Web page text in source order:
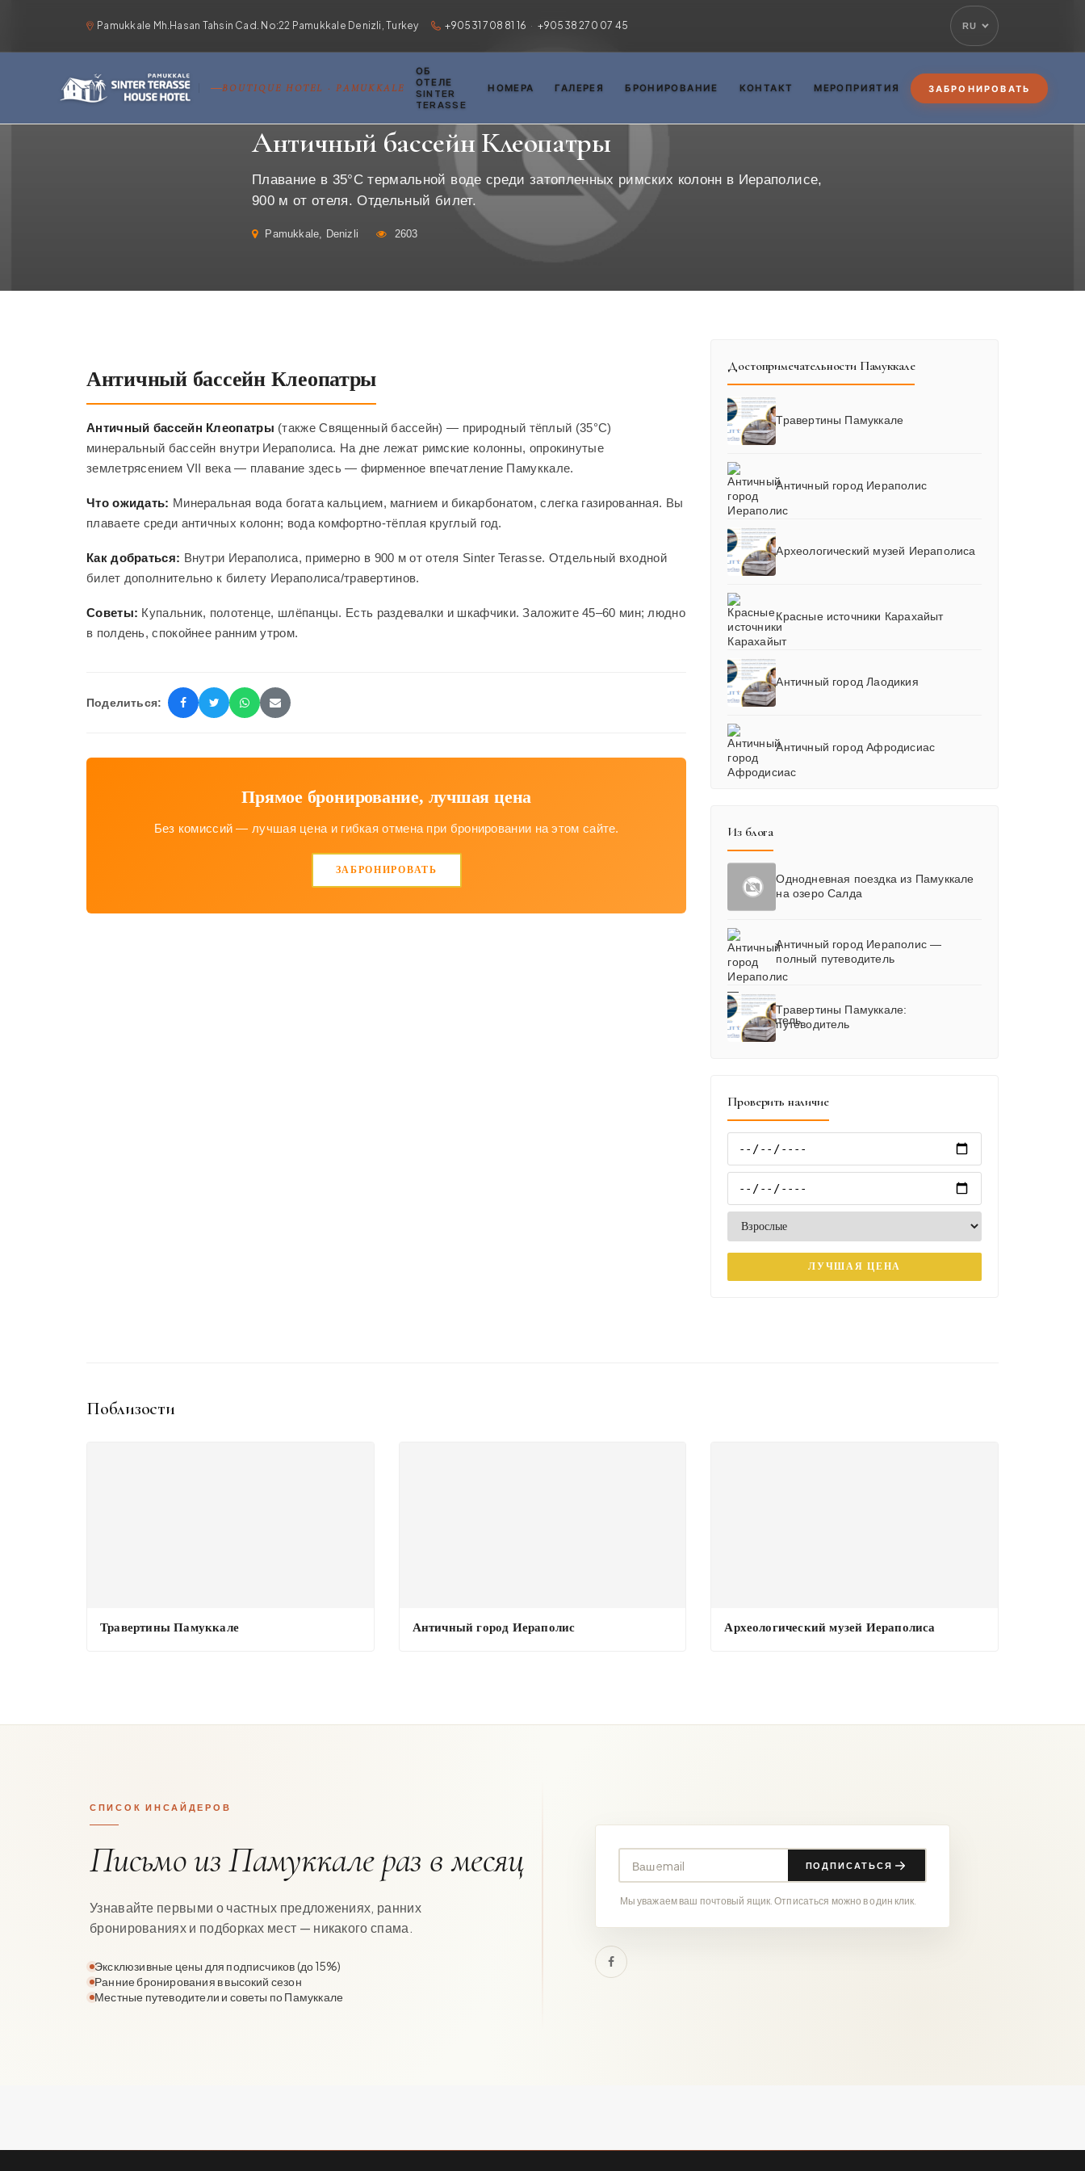
Pamukkale Mh.Hasan Tahsin Cad. No:22 Pamukkale Denizli, Turkey +90531 708 81 16 · +90538 270 07 45 RU
BOUTIQUE HOTEL · PAMUKKALE
ОБ
ОТЕЛЕ
SINTER
TERASSE
НОМЕРА ГАЛЕРЕЯ БРОНИРОВАНИЕ КОНТАКТ МЕРОПРИЯТИЯ ЗАБРОНИРОВАТЬ
Достопримечательности Памуккале
Античный бассейн Клеопатры
Плавание в 35°C термальной воде среди затопленных римских колонн в Иераполисе,
900 м от отеля. Отдельный билет.
Pamukkale, Denizli 2603
Античный бассейн Клеопатры
Античный бассейн Клеопатры (также Священный бассейн) — природный тёплый (35°C)
минеральный бассейн внутри Иераполиса. На дне лежат римские колонны, опрокинутые
землетрясением VII века — плавание здесь — фирменное впечатление Памуккале.
Что ожидать: Минеральная вода богата кальцием, магнием и бикарбонатом, слегка газированная. Вы
плаваете среди античных колонн; вода комфортно-тёплая круглый год.
Как добраться: Внутри Иераполиса, примерно в 900 м от отеля Sinter Terasse. Отдельный входной
билет дополнительно к билету Иераполиса/травертинов.
Советы: Купальник, полотенце, шлёпанцы. Есть раздевалки и шкафчики. Заложите 45–60 мин; людно
в полдень, спокойнее ранним утром.
Поделиться:
Прямое бронирование, лучшая цена
Без комиссий — лучшая цена и гибкая отмена при бронировании на этом сайте.
ЗАБРОНИРОВАТЬ
Достопримечательности Памуккале
Травертины Памуккале
Античный город Иераполис
Археологический музей Иераполиса
Красные источники Карахайыт
Античный город Лаодикия
Античный город Афродисиас
Из блога
Однодневная поездка из Памуккале
на озеро Салда
Античный город Иераполис —
полный путеводитель
Травертины Памуккале:
путеводитель
Проверить наличие
ЛУЧШАЯ ЦЕНА
Поблизости
Травертины Памуккале Античный город Иераполис Археологический музей Иераполиса
СПИСОК ИНСАЙДЕРОВ
Письмо из Памуккале раз в месяц
Узнавайте первыми о частных предложениях, ранних
бронированиях и подборках мест — никакого спама.
Эксклюзивные цены для подписчиков (до 15%)
Ранние бронирования в высокий сезон
Местные путеводители и советы по Памуккале
ПОДПИСАТЬСЯ
Мы уважаем ваш почтовый ящик. Отписаться можно в один клик.